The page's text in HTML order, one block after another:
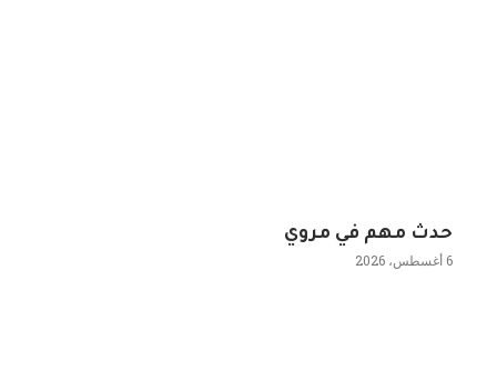
حدث مهم في مروي
6 أغسطس، 2026